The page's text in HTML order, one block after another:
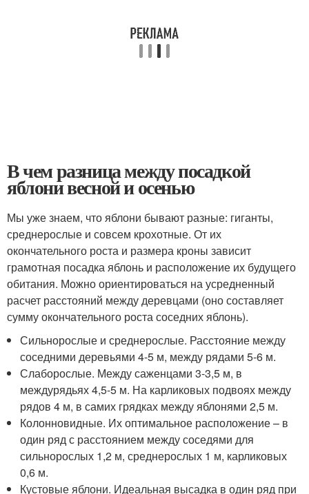
В чем разница между посадкой
яблони весной и осенью
Мы уже знаем, что яблони бывают разные: гиганты,
среднерослые и совсем крохотные. От их
окончательного роста и размера кроны зависит
грамотная посадка яблонь и расположение их будущего
обитания. Можно ориентироваться на усредненный
расчет расстояний между деревцами (оно составляет
сумму окончательного роста соседних яблонь).
Сильнорослые и среднерослые. Расстояние между
соседними деревьями 4-5 м, между рядами 5-6 м.
Слаборослые. Между саженцами 3-3,5 м, в
междурядьях 4,5-5 м. На карликовых подвоях между
рядов 4 м, в самих грядках между яблонями 2,5 м.
Колонновидные. Их оптимальное расположение – в
один ряд с расстоянием между соседями для
сильнорослых 1,2 м, среднерослых 1 м, карликовых
0,6 м.
Кустовые яблони. Идеальная высадка в один ряд при